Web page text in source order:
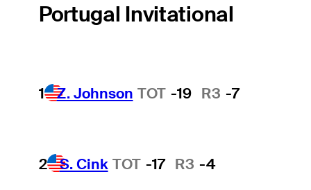
Portugal Invitational
1 Z. Johnson TOT -19 R3 -7
2 S. Cink TOT -17 R3 -4